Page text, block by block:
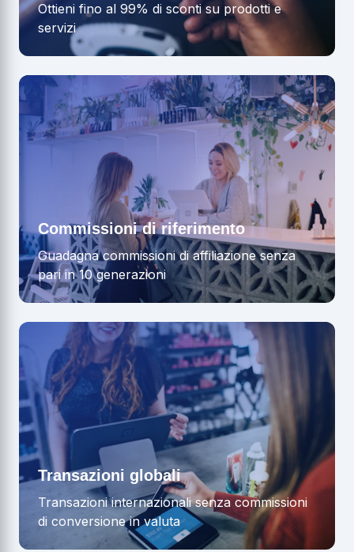
Ottieni fino al 99% di sconti su prodotti e
servizi
Commissioni di riferimento
Guadagna commissioni di affiliazione senza
pari in 10 generazioni
Transazioni globali
Transazioni internazionali senza commissioni
di conversione in valuta